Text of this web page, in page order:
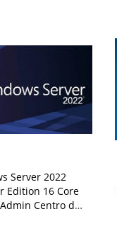
Server 2022
Edition 16 Core
Centro de